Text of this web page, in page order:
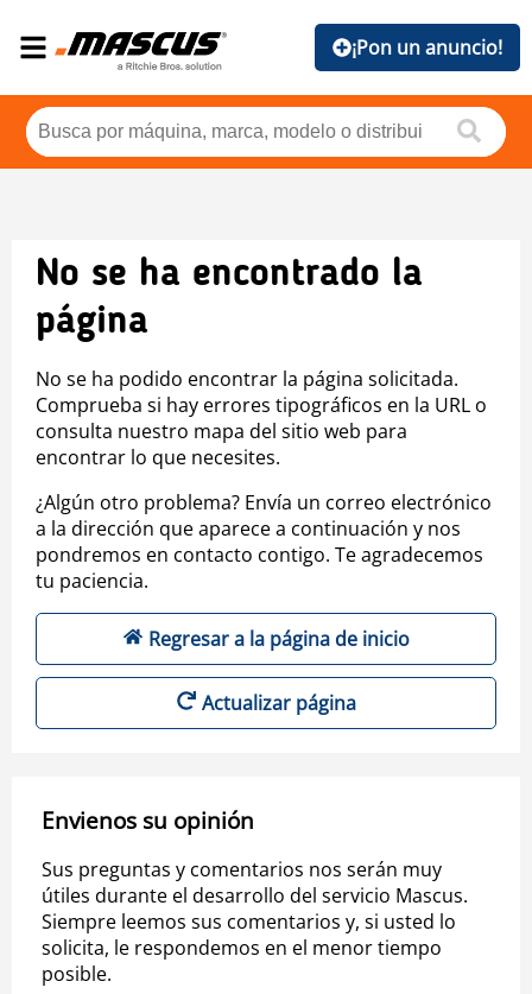
¡Pon un anuncio!
No se ha encontrado la
página
No se ha podido encontrar la página solicitada.
Comprueba si hay errores tipográficos en la URL o
consulta nuestro mapa del sitio web para
encontrar lo que necesites.
¿Algún otro problema? Envía un correo electrónico
a la dirección que aparece a continuación y nos
pondremos en contacto contigo. Te agradecemos
tu paciencia.
Regresar a la página de inicio
Actualizar página
Envienos su opinión
Sus preguntas y comentarios nos serán muy
útiles durante el desarrollo del servicio Mascus.
Siempre leemos sus comentarios y, si usted lo
solicita, le respondemos en el menor tiempo
posible.